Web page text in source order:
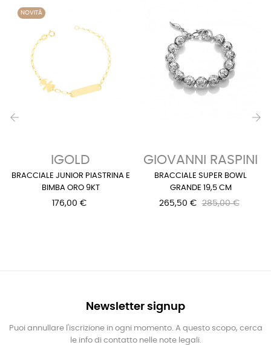
NOVITÀ
IGOLD
BRACCIALE JUNIOR PIASTRINA E
BIMBA ORO 9KT
176,00 €
GIOVANNI RASPINI
BRACCIALE SUPER BOWL
GRANDE 19,5 CM
265,50 € 285,00 €
Newsletter signup
Puoi annullare l'iscrizione in ogni momento. A questo scopo, cerca
le info di contatto nelle note legali.